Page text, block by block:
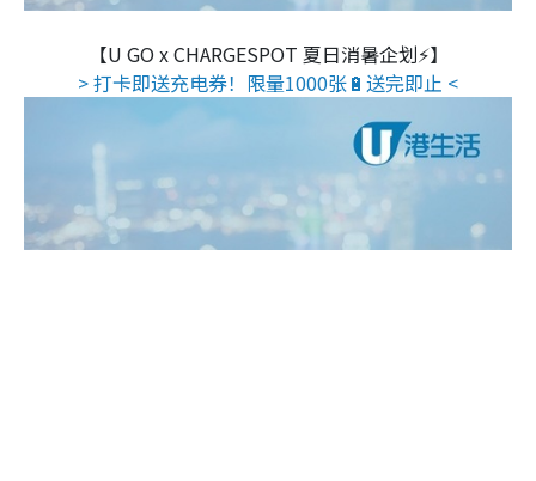
【U GO x CHARGESPOT 夏日消暑企划⚡】
> 打卡即送充电券！限量1000张🔋送完即止 <